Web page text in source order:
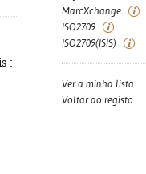
:
MarcXchange
ISO2709
ISO2709(ISIS)
Ver a minha lista
Voltar ao registo